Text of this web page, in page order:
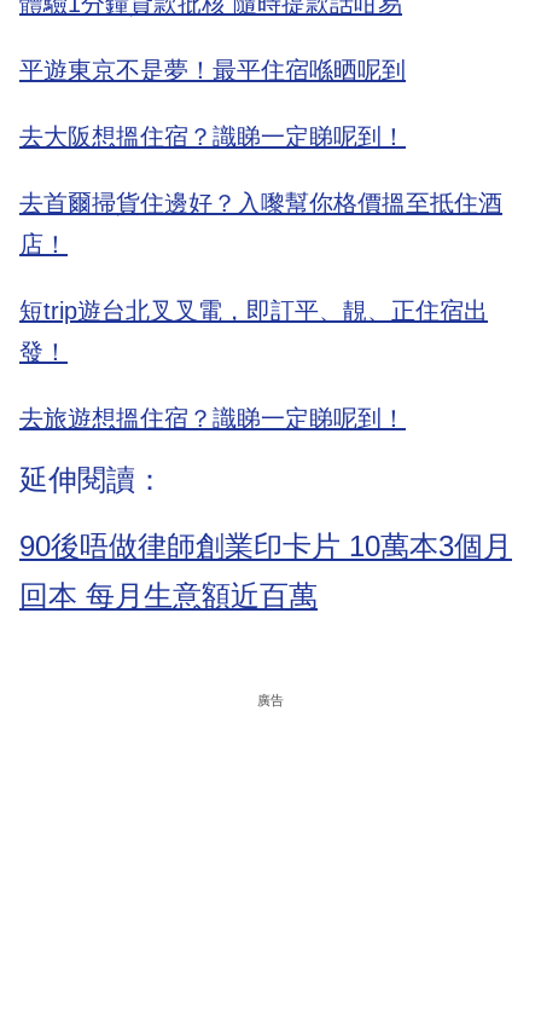
平遊東京不是夢！最平住宿喺晒呢到
去大阪想搵住宿？識睇一定睇呢到！
去首爾掃貨住邊好？入嚟幫你格價搵至抵住酒
店！
短trip遊台北叉叉電，即訂平、靚、正住宿出
發！
去旅遊想搵住宿？識睇一定睇呢到！
延伸閱讀：
90後唔做律師創業印卡片 10萬本3個月
回本 每月生意額近百萬
廣告